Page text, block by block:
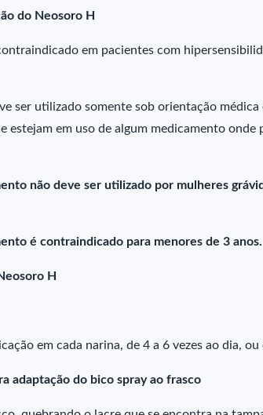
do Neosoro H
em pacientes com
ser utilizado somente sob orientação
estejam em uso de algum medicamento
não deve ser utilizado por mulheres
é contraindicado para menores de 3 anos.
H
em cada narina, de 4 a 6 vezes ao dia,
adaptação do bico spray ao frasco